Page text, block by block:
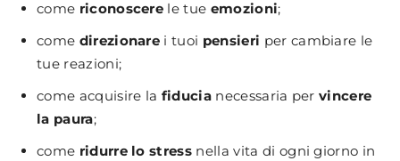
come riconoscere le tue emozioni;
come direzionare i tuoi pensieri per cambiare le
tue reazioni;
come acquisire la fiducia necessaria pervincere
la paura;
come ridurre lo stress nella vita di ogni giorno in